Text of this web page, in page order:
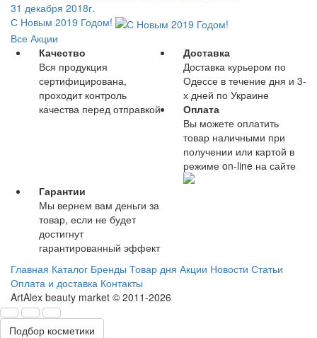
31 декабря 2018г.
С Новым 2019 Годом!
Все Акции
Качество
Вся продукция
сертифицирована,
проходит контроль
качества перед отправкой
Доставка
Доставка курьером по
Одессе в течение дня и 3-
х дней по Украине
Оплата
Вы можете оплатить
товар наличными при
получении или картой в
режиме on-line на сайте
Гарантии
Мы вернем вам деньги за
товар, если не будет
достигнут
гарантированный эффект
Главная Каталог Бренды Товар дня Акции Новости Статьи
Оплата и доставка Контакты
ArtAlex beauty market © 2011-2026
Подбор косметики